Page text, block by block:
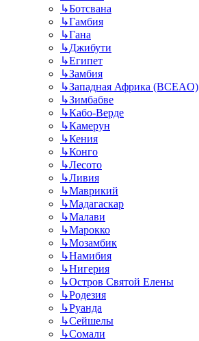
↳Ботсвана
↳Гамбия
↳Гана
↳Джибути
↳Египет
↳Замбия
↳Западная Африка (BCEAO)
↳Зимбабве
↳Кабо-Верде
↳Камерун
↳Кения
↳Конго
↳Лесото
↳Ливия
↳Маврикий
↳Мадагаскар
↳Малави
↳Марокко
↳Мозамбик
↳Намибия
↳Нигерия
↳Остров Святой Елены
↳Родезия
↳Руанда
↳Сейшелы
↳Сомали